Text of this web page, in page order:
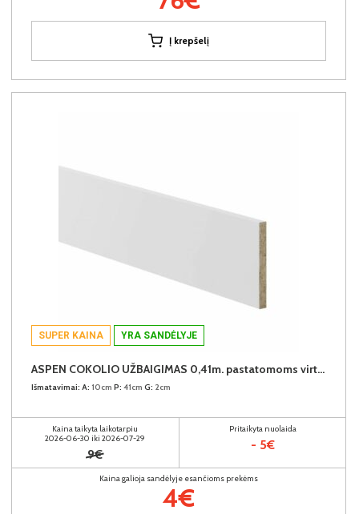
Į krepšelį
SUPER KAINA YRA SANDĖLYJE
ASPEN COKOLIO UŽBAIGIMAS 0,41m. pastatomoms virtuvės spintelėms (komplekte - 2vnt.) (Baltas)
Išmatavimai: A: 10cm P: 41cm G: 2cm
Kaina taikyta laikotarpiu
2026-06-30 iki 2026-07-29
9€
Pritaikyta nuolaida
- 5€
Kaina galioja sandėlyje esančioms prekėms
4€